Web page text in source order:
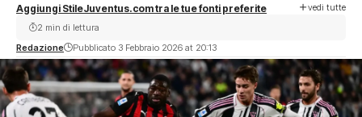
Aggiungi StileJuventus.com tra le tue fonti preferite vedi tutte
Redazione Pubblicato 3 Febbraio 2026 at 20:13
2 min di lettura